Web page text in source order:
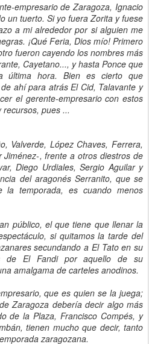
empresario de Zaragoza, Ignacio
un tuerto. Si yo fuera Zorita y fuese
a mi alrededor por si alguien me
¡Qué Feria, Dios mío! Primero
fueron cayendo los nombres más
Cayetano..., y hasta Ponce que
última hora. Bien es cierto que
ahí para atrás El Cid, Talavante y
el gerente-empresario con estos
pues ...
Valverde, López Chaves, Ferrera,
Jiménez-, frente a otros diestros de
Diego Urdiales, Sergio Aguilar y
del aragonés Serranito, que se
la temporada, es cuando menos
público, el que tiene que llenar la
si quitamos la tarde del
secundando a El Tato en su
de El Fandi por aquello de su
amalgama de carteles anodinos.
que es quien se la juega;
Zaragoza debería decir algo más
de la Plaza, Francisco Compés, y
tienen mucho que decir, tanto
zaragozana.